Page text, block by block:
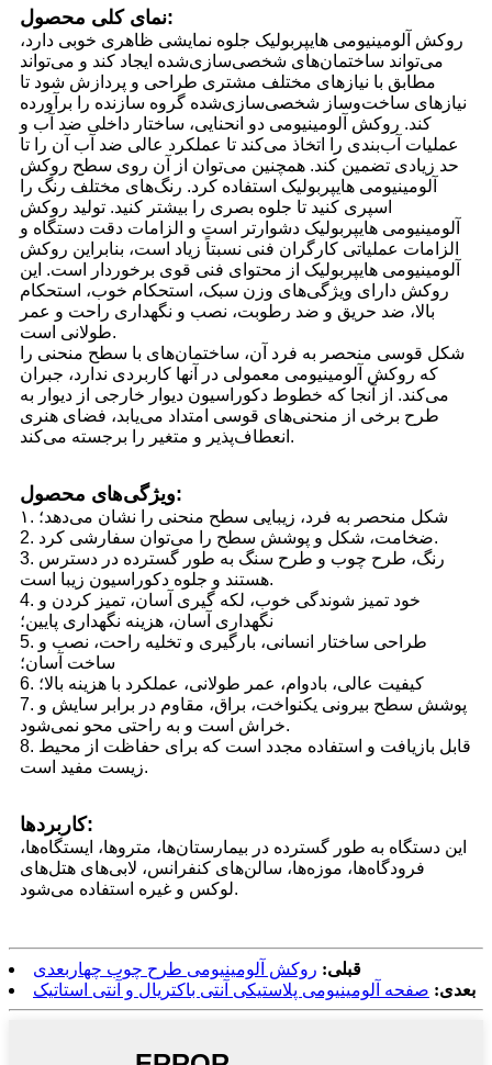
نمای کلی محصول:
روکش آلومینیومی هایپربولیک جلوه نمایشی ظاهری خوبی دارد،
می‌تواند ساختمان‌های شخصی‌سازی‌شده ایجاد کند و می‌تواند
مطابق با نیازهای مختلف مشتری طراحی و پردازش شود تا
نیازهای ساخت‌وساز شخصی‌سازی‌شده گروه سازنده را برآورده
کند. روکش آلومینیومی دو انحنایی، ساختار داخلی ضد آب و
عملیات آب‌بندی را اتخاذ می‌کند تا عملکرد عالی ضد آب آن را تا
حد زیادی تضمین کند. همچنین می‌توان از آن روی سطح روکش
آلومینیومی هایپربولیک استفاده کرد. رنگ‌های مختلف رنگ را
اسپری کنید تا جلوه بصری را بیشتر کنید. تولید روکش
آلومینیومی هایپربولیک دشوارتر است و الزامات دقت دستگاه و
الزامات عملیاتی کارگران فنی نسبتاً زیاد است، بنابراین روکش
آلومینیومی هایپربولیک از محتوای فنی قوی برخوردار است. این
روکش دارای ویژگی‌های وزن سبک، استحکام خوب، استحکام
بالا، ضد حریق و ضد رطوبت، نصب و نگهداری راحت و عمر
طولانی است.
شکل قوسی منحصر به فرد آن، ساختمان‌های با سطح منحنی را
که روکش آلومینیومی معمولی در آنها کاربردی ندارد، جبران
می‌کند. از آنجا که خطوط دکوراسیون دیوار خارجی از دیوار به
طرح برخی از منحنی‌های قوسی امتداد می‌یابد، فضای هنری
انعطاف‌پذیر و متغیر را برجسته می‌کند.
ویژگی‌های محصول:
۱. شکل منحصر به فرد، زیبایی سطح منحنی را نشان می‌دهد؛
2. ضخامت، شکل و پوشش سطح را می‌توان سفارشی کرد.
3. رنگ، طرح چوب و طرح سنگ به طور گسترده در دسترس
هستند و جلوه دکوراسیون زیبا است.
4. خود تمیز شوندگی خوب، لکه گیری آسان، تمیز کردن و
نگهداری آسان، هزینه نگهداری پایین؛
5. طراحی ساختار انسانی، بارگیری و تخلیه راحت، نصب و
ساخت آسان؛
6. کیفیت عالی، بادوام، عمر طولانی، عملکرد با هزینه بالا؛
7. پوشش سطح بیرونی یکنواخت، براق، مقاوم در برابر سایش و
خراش است و به راحتی محو نمی‌شود.
8. قابل بازیافت و استفاده مجدد است که برای حفاظت از محیط
زیست مفید است.
کاربردها:
این دستگاه به طور گسترده در بیمارستان‌ها، متروها، ایستگاه‌ها،
فرودگاه‌ها، موزه‌ها، سالن‌های کنفرانس، لابی‌های هتل‌های
لوکس و غیره استفاده می‌شود.
قبلی: روکش آلومینیومی طرح چوب چهاربعدی
بعدی: صفحه آلومینیومی پلاستیکی آنتی باکتریال و آنتی استاتیک